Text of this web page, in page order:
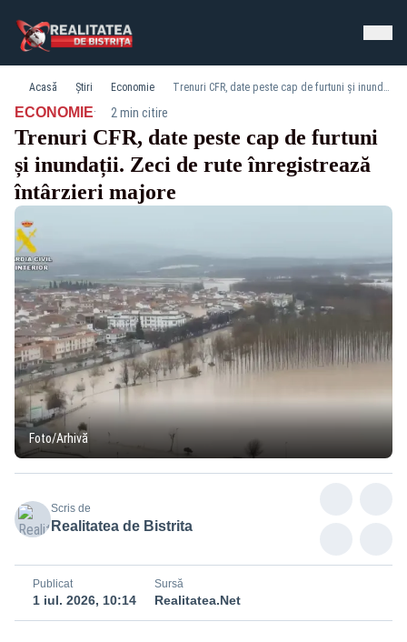
Acasă Știri Economie Trenuri CFR, date peste cap de furtuni și inundații. Zeci de rute înregistrează întârzieri majore
ECONOMIE· 2 min citire
Trenuri CFR, date peste cap de furtuni
și inundații. Zeci de rute înregistrează
întârzieri majore
Foto/Arhivă
Scris de
Realitatea de Bistrita
Publicat
1 iul. 2026, 10:14
Sursă
Realitatea.Net